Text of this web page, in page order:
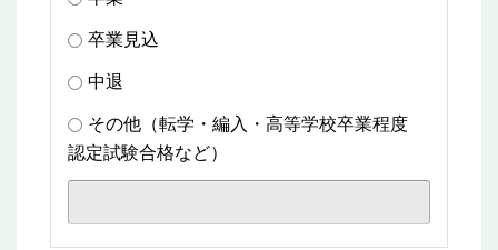
卒業見込
中退
その他（転学・編入・高等学校卒業程度
認定試験合格など）